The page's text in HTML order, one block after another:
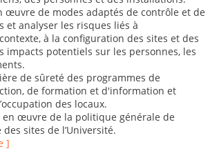
œuvre de modes adaptés de contrôle et de
et analyser les risques liés à
à la configuration des sites et des
impacts potentiels sur les personnes, les
de sûreté des programmes de
de formation et d'information et
des locaux.
en œuvre de la politique générale de
sites de l’Université.
]